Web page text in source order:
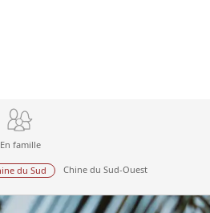
En famille
du Sud Chine du Sud-Ouest